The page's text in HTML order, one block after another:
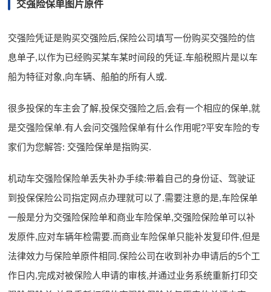
交强险保单图片原件
交强险凭证是购买交强险后,保险公司填写一份购买交强险的信
息单子,以作为已经购买某车某时间段的凭证.车船税照片是以车
船为特征对象,向车辆、船舶的所有人或.
很多投保的车主会了解,投保交强险之后,会有一个相应的保单,就
是交强险保单.有人会问交强险保单有什么作用呢?平安车险的专
家们为您解答: 交强险保单是指购买.
机动车交强险保险单丢失补办手续:带着自己的身份证、驾驶证
到投保保险公司指定网点办理就可以了.需要注意的是,车险保单
一般是分为交强险保险单和商业车险保单,交强险保险单可以补
发原件,应对车辆年检需要.而商业车险保单只能补发复印件,但是
法律效力与保险单原件相同.保险公司在收到补办申请后的5个工
作日内,完成对被保险人申请的审核,并通过业务系统重新打印交